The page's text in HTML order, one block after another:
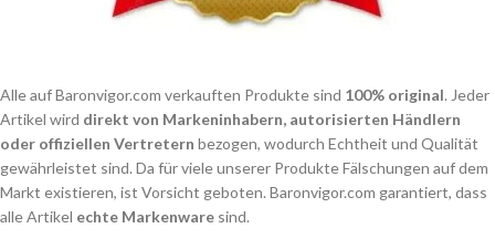
Alle auf Baronvigor.com verkauften Produkte sind 100% original. Jeder
Artikel wird direkt von Markeninhabern, autorisierten Händlern
oder offiziellen Vertretern bezogen, wodurch Echtheit und Qualität
gewährleistet sind. Da für viele unserer Produkte Fälschungen auf dem
Markt existieren, ist Vorsicht geboten. Baronvigor.com garantiert, dass
alle Artikel echte Markenware sind.